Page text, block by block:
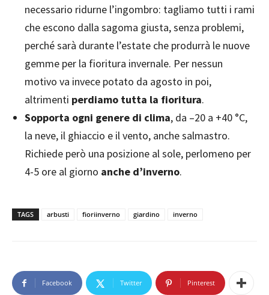
necessario ridurne l’ingombro: tagliamo tutti i rami
che escono dalla sagoma giusta, senza problemi,
perché sarà durante l’estate che produrrà le nuove
gemme per la fioritura invernale. Per nessun
motivo va invece potato da agosto in poi,
altrimenti perdiamo tutta la fioritura.
Sopporta ogni genere di clima, da –20 a +40 °C,
la neve, il ghiaccio e il vento, anche salmastro.
Richiede però una posizione al sole, perlomeno per
4-5 ore al giorno anche d’inverno.
TAGS arbusti fioriinverno giardino inverno
Facebook Twitter Pinterest